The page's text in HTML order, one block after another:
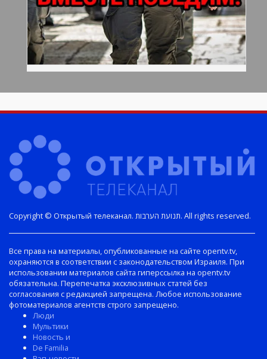
Copyright © Открытый телеканал. תנועת הערבות. All rights reserved.
Все права на материалы, опубликованные на сайте opentv.tv,
охраняются в соответствии с законодательством Израиля. При
использовании материалов сайта гиперссылка на opentv.tv
обязательна. Перепечатка эксклюзивных статей без
согласования с редакцией запрещена. Любое использование
фотоматериалов агентств строго запрещено.
Люди
Мультики
Новость и
De Familia